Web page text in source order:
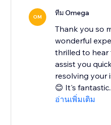
OM ทีม Omega
Thank you so
wonderful
thrilled to hear
assist you
resolving your
😊 It's
อ่านเพิ่มเติม